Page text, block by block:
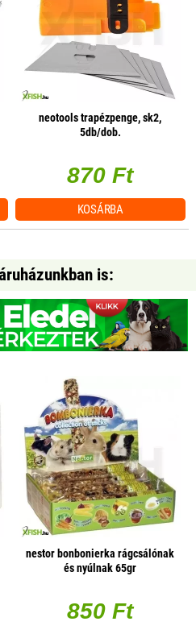
neotools trapézpenge, sk2,
5db/dob.
870 Ft
KOSÁRBA
is:
nestor bonbonierka rágcsálónak
és nyúlnak 65gr
850 Ft